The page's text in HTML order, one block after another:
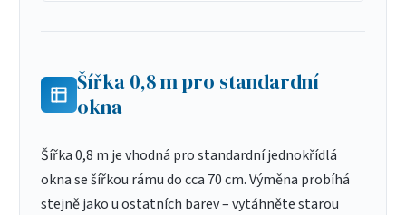
Šířka 0,8 m pro standardní
okna
Šířka 0,8 m je vhodná pro standardní jednokřídlá
okna se šířkou rámu do cca 70 cm. Výměna probíhá
stejně jako u ostatních barev – vytáhněte starou